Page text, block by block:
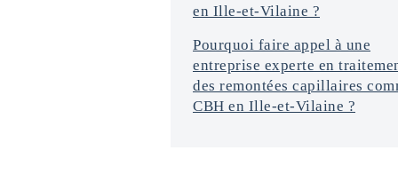
en Ille-et-Vilaine ?
Pourquoi faire appel à une
entreprise experte en
des remontées capillaires
CBH en Ille-et-Vilaine ?